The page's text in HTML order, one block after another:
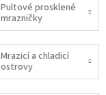
Pultové prosklené
mrazničky
Mrazicí a chladicí
ostrovy